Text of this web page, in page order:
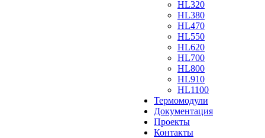
HL320
HL380
HL470
HL550
HL620
HL700
HL800
HL910
HL1100
Термомодули
Документация
Проекты
Контакты